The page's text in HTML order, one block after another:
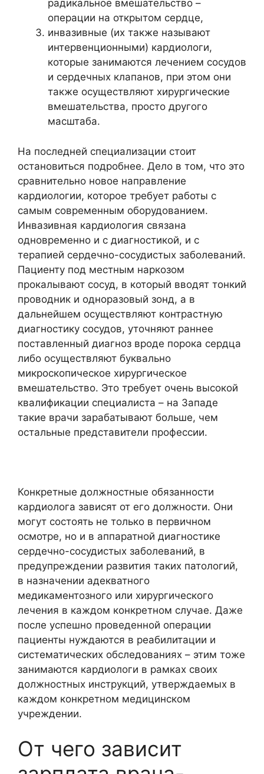
радикальное вмешательство –
операции на открытом сердце,
инвазивные (их также называют
интервенционными) кардиологи,
которые занимаются лечением сосудов
и сердечных клапанов, при этом они
также осуществляют хирургические
вмешательства, просто другого
масштаба.
На последней специализации стоит
остановиться подробнее. Дело в том, что это
сравнительно новое направление
кардиологии, которое требует работы с
самым современным оборудованием.
Инвазивная кардиология связана
одновременно и с диагностикой, и с
терапией сердечно-сосудистых заболеваний.
Пациенту под местным наркозом
прокалывают сосуд, в который вводят тонкий
проводник и одноразовый зонд, а в
дальнейшем осуществляют контрастную
диагностику сосудов, уточняют раннее
поставленный диагноз вроде порока сердца
либо осуществляют буквально
микроскопическое хирургическое
вмешательство. Это требует очень высокой
квалификации специалиста – на Западе
такие врачи зарабатывают больше, чем
остальные представители профессии.
Конкретные должностные обязанности
кардиолога зависят от его должности. Они
могут состоять не только в первичном
осмотре, но и в аппаратной диагностике
сердечно-сосудистых заболеваний, в
предупреждении развития таких патологий,
в назначении адекватного
медикаментозного или хирургического
лечения в каждом конкретном случае. Даже
после успешно проведенной операции
пациенты нуждаются в реабилитации и
систематических обследованиях – этим тоже
занимаются кардиологи в рамках своих
должностных инструкций, утверждаемых в
каждом конкретном медицинском
учреждении.
От чего зависит